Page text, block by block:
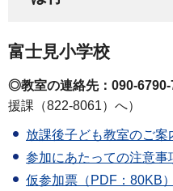
富士見小学校
◎教室の連絡先：090-6790-
援課（822-8061）へ）
放課後子ども教室のご案
参加にあたっての注意事
仮参加票（PDF：80KB）